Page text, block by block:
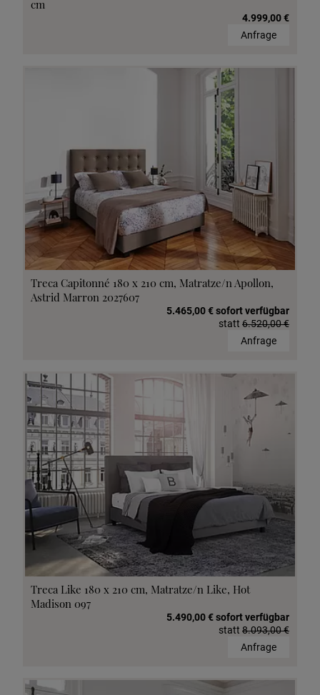
cm
4.999,00 €
Anfrage
Treca Capitonné 180 x 210 cm, Matratze/n Apollon,
Astrid Marron 2027607
5.465,00 € sofort verfügbar
statt 6.520,00 €
Anfrage
Treca Like 180 x 210 cm, Matratze/n Like, Hot
Madison 097
5.490,00 € sofort verfügbar
statt 8.093,00 €
Anfrage